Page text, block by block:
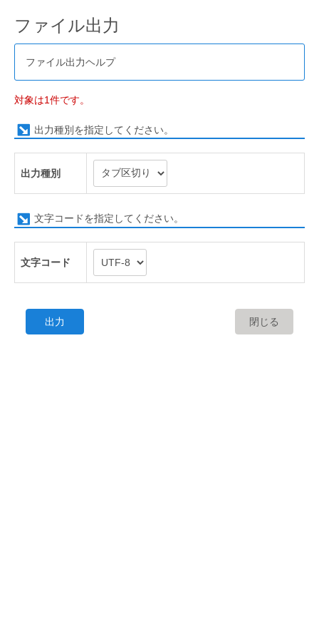
ファイル出力
ファイル出力ヘルプ
対象は1件です。
出力種別を指定してください。
出力種別
文字コードを指定してください。
文字コード